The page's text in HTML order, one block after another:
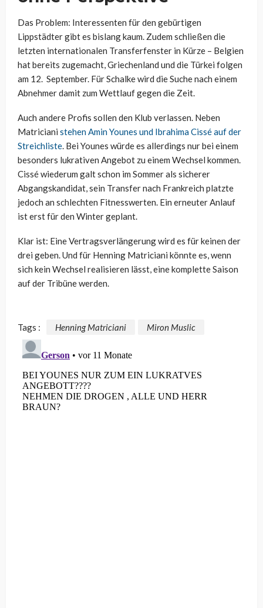
Das Problem: Interessenten für den gebürtigen
Lippstädter gibt es bislang kaum. Zudem schließen die
letzten internationalen Transferfenster in Kürze – Belgien
hat bereits zugemacht, Griechenland und die Türkei folgen
am 12. September. Für Schalke wird die Suche nach einem
Abnehmer damit zum Wettlauf gegen die Zeit.
Auch andere Profis sollen den Klub verlassen. Neben
Matriciani stehen Amin Younes und Ibrahima Cissé auf der
Streichliste. Bei Younes würde es allerdings nur bei einem
besonders lukrativen Angebot zu einem Wechsel kommen.
Cissé wiederum galt schon im Sommer als sicherer
Abgangskandidat, sein Transfer nach Frankreich platzte
jedoch an schlechten Fitnesswerten. Ein erneuter Anlauf
ist erst für den Winter geplant.
Klar ist: Eine Vertragsverlängerung wird es für keinen der
drei geben. Und für Henning Matriciani könnte es, wenn
sich kein Wechsel realisieren lässt, eine komplette Saison
auf der Tribüne werden.
Tags : Henning Matriciani Miron Muslic